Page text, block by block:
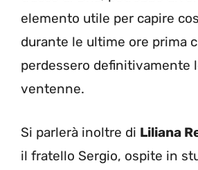
elemento utile per capire
durante le ultime ore prima
perdessero definitivamente
ventenne.
Si parlerà inoltre di Liliana
il fratello Sergio, ospite in